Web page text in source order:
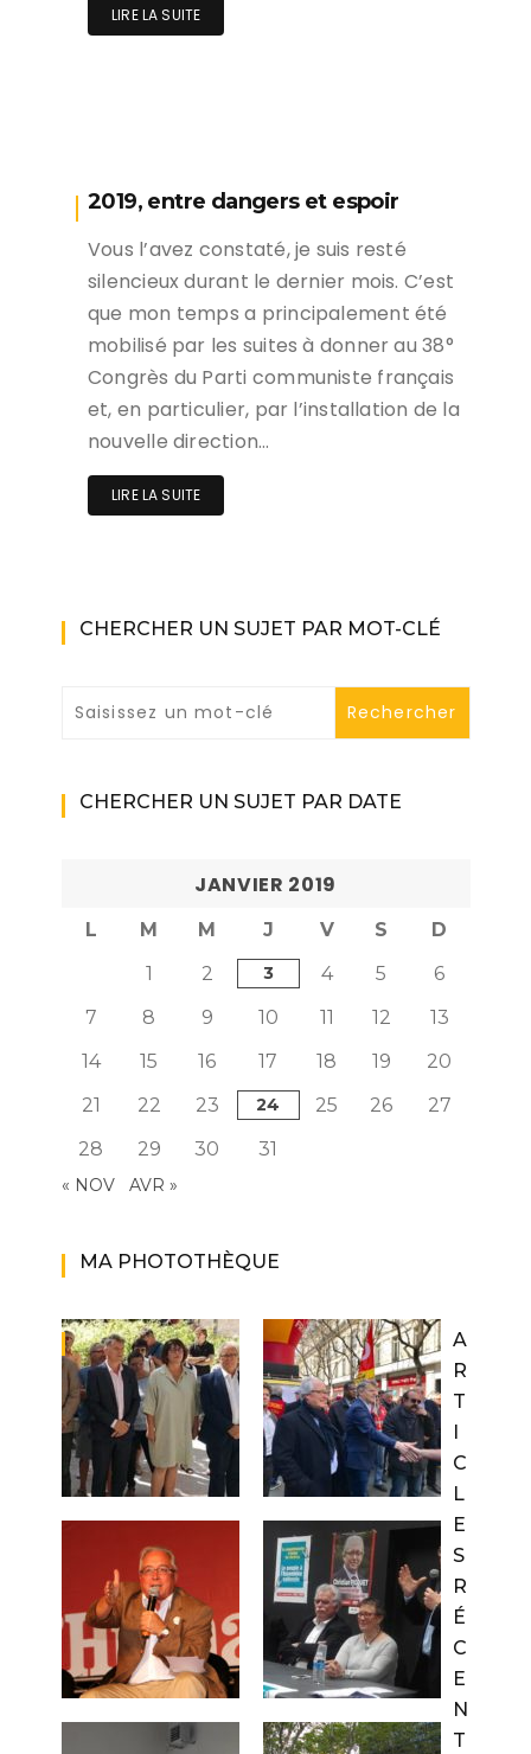
LIRE LA SUITE
2019, entre dangers et espoir
Vous l’avez constaté, je suis resté
silencieux durant le dernier mois. C’est
que mon temps a principalement été
mobilisé par les suites à donner au 38°
Congrès du Parti communiste français
et, en particulier, par l’installation de la
nouvelle direction…
LIRE LA SUITE
CHERCHER UN SUJET PAR MOT-CLÉ
CHERCHER UN SUJET PAR DATE
JANVIER 2019
L M M J V S
D
1
2 3 4 5
6
7
8 9 10 11 12
13
14
15 16 17 18 19
20
21
22 23 24 25 26
27
28
29 30 31
« NOV AVR »
MA PHOTOTHÈQUE
A
R
T
I
C
L
E
S
R
É
C
E
N
T